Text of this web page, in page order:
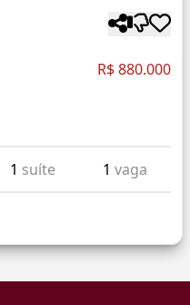
R$ 880.000
1 suíte 1 vaga